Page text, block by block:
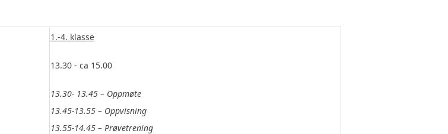
1.-4. klasse
13.30 - ca 15.00
13.30- 13.45 – Oppmøte
13.45-13.55 – Oppvisning
13.55-14.45 – Prøvetrening